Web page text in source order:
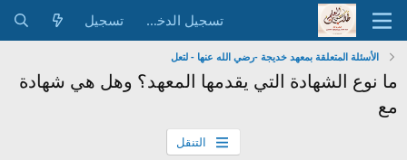
تسجيل الدخول تسجيل
الأسئلة المتعلقة بمعهد خديجة -رضي الله عنها - لتعل
ما نوع الشهادة التي يقدمها المعهد؟ وهل هي شهادة
مع
التنقل